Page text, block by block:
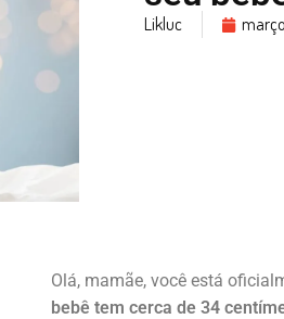
Likluc
Olá, mamãe, você está
bebê tem cerca de 34